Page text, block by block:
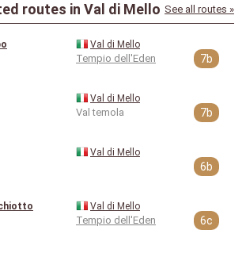
routes in Val di Mello See all routes »
Val di Mello
Tempio dell'Eden 7b
Val di Mello
Val temola 7b
Val di Mello
6b
Val di Mello
Tempio dell'Eden 6c